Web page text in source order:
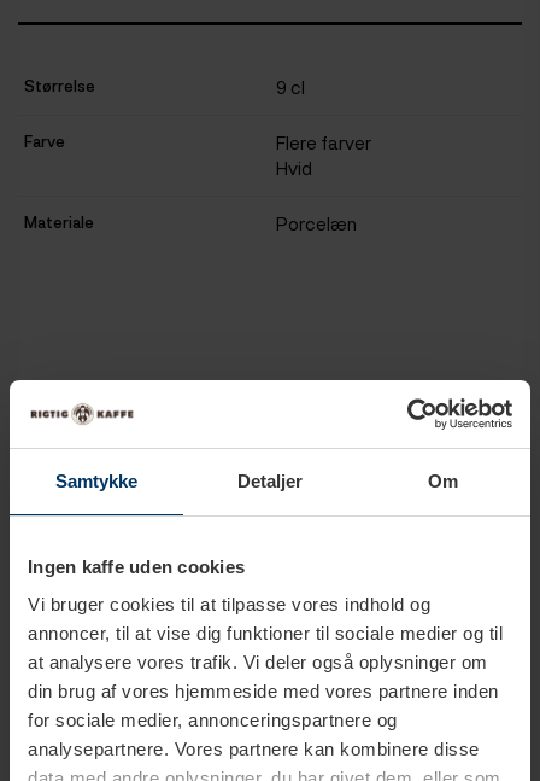
Samtykke Detaljer Om
Ingen kaffe uden cookies
Vi bruger cookies til at tilpasse vores indhold og
annoncer, til at vise dig funktioner til sociale medier og til
at analysere vores trafik. Vi deler også oplysninger om
din brug af vores hjemmeside med vores partnere inden
for sociale medier, annonceringspartnere og
analysepartnere. Vores partnere kan kombinere disse
Størrelse 9 cl
Farve
Flere farver
Hvid
Materiale Porcelæn
Produkter i samme kategori